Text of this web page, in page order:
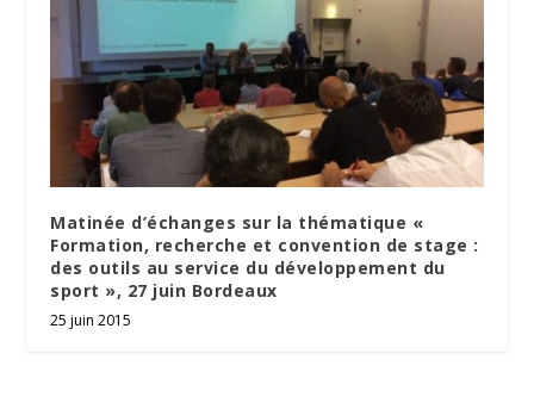
Matinée d’échanges sur la thématique «
Formation, recherche et convention de stage :
des outils au service du développement du
sport », 27 juin Bordeaux
25 juin 2015